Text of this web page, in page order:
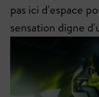
pas ici d'espace
sensation digne